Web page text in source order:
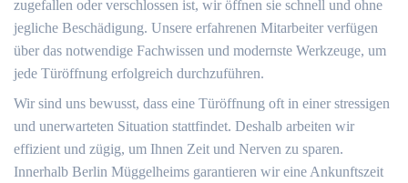
zugefallen oder verschlossen ist, wir öffnen sie schnell und ohne
jegliche Beschädigung. Unsere erfahrenen Mitarbeiter verfügen
über das notwendige Fachwissen und modernste Werkzeuge, um
jede Türöffnung erfolgreich durchzuführen.
Wir sind uns bewusst, dass eine Türöffnung oft in einer stressigen
und unerwarteten Situation stattfindet. Deshalb arbeiten wir
effizient und zügig, um Ihnen Zeit und Nerven zu sparen.
Innerhalb Berlin Müggelheims garantieren wir eine Ankunftszeit